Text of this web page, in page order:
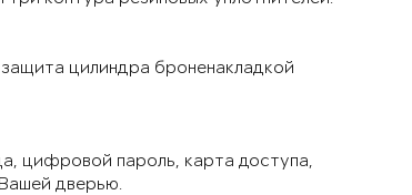
цилиндра броненакладкой
цифровой пароль, карта доступа,
дверью.